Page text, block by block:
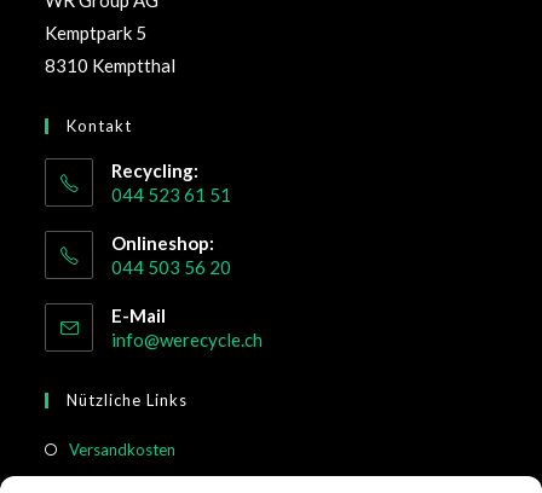
Kemptpark 5
8310 Kemptthal
Kontakt
Recycling:
044 523 61 51
Onlineshop:
044 503 56 20
E-Mail
info@werecycle.ch
Nützliche Links
Versandkosten